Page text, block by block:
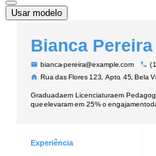
Usar modelo